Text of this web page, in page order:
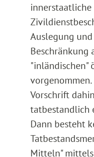
Auslegung
Beschränkung
"inländischen"
Vorschrift
tatbestandlich
Dann besteht
Mitteln"